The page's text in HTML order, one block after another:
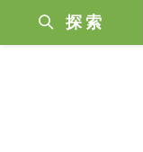
探索